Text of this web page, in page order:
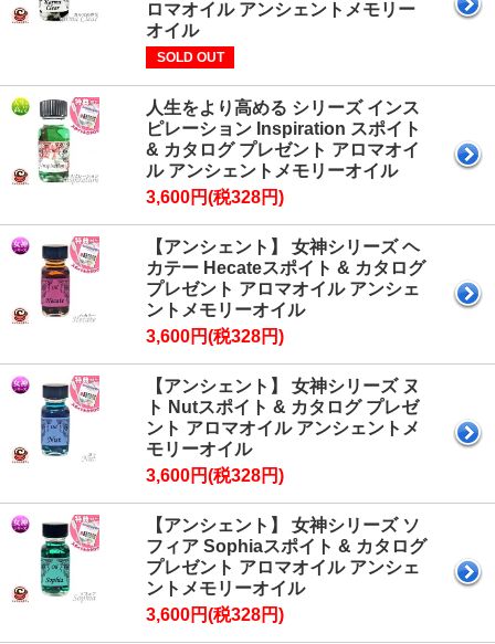
ロマオイル アンシェントメモリー
オイル
SOLD OUT
人生をより高める シリーズ インス
ピレーション Inspiration スポイト
& カタログ プレゼント アロマオイ
ル アンシェントメモリーオイル
3,600円(税328円)
【アンシェント】 女神シリーズ ヘ
カテー Hecateスポイト & カタログ
プレゼント アロマオイル アンシェ
ントメモリーオイル
3,600円(税328円)
【アンシェント】 女神シリーズ ヌ
ト Nutスポイト & カタログ プレゼ
ント アロマオイル アンシェントメ
モリーオイル
3,600円(税328円)
【アンシェント】 女神シリーズ ソ
フィア Sophiaスポイト & カタログ
プレゼント アロマオイル アンシェ
ントメモリーオイル
3,600円(税328円)